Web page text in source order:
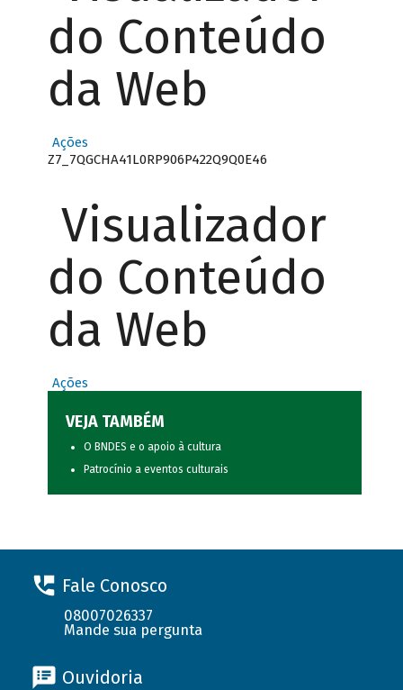
do Conteúdo
da Web
Ações
Z7_7QGCHA41L0RP906P422Q9Q0E46
Visualizador
do Conteúdo
da Web
Ações
VEJA TAMBÉM
O BNDES e o apoio à cultura
Patrocínio a eventos culturais
Fale Conosco
08007026337
Mande sua pergunta
Ouvidoria